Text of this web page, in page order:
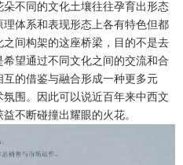
不同的文化土壤往往孕育出形态
体系和表现形态上各有特色但都
间构架的这座桥梁，目的不是去
望通过不同文化之间的交流和合
的借鉴与融合形成一种更多元
围。因此可以说近百年来中西文
不断碰撞出耀眼的火花。